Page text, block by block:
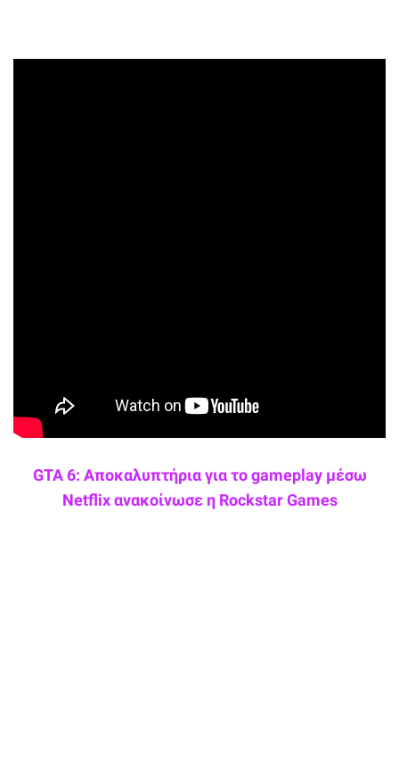
GTA 6: Αποκαλυπτήρια για το gameplay μέσω
Netflix ανακοίνωσε η Rockstar Games